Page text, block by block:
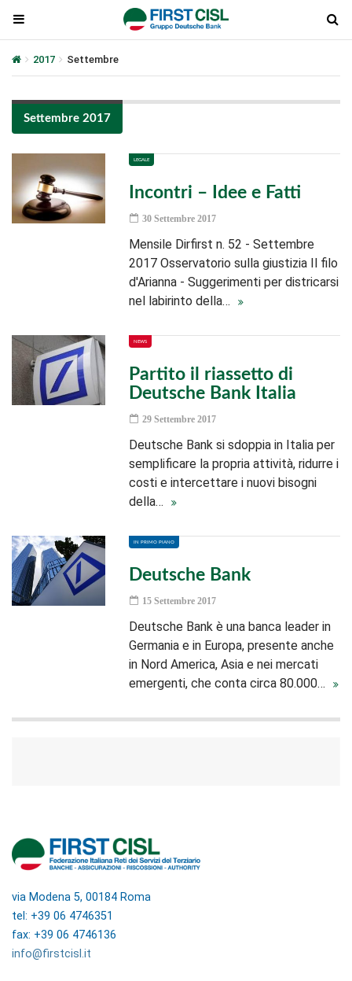
2017 Settembre
Settembre 2017
LEGALE
Incontri – Idee e Fatti
30 Settembre 2017
Mensile Dirfirst n. 52 - Settembre
2017 Osservatorio sulla giustizia Il filo
d'Arianna - Suggerimenti per districarsi
nel labirinto della…
NEWS
Partito il riassetto di
Deutsche Bank Italia
29 Settembre 2017
Deutsche Bank si sdoppia in Italia per
semplificare la propria attività, ridurre i
costi e intercettare i nuovi bisogni
della…
IN PRIMO PIANO
Deutsche Bank
15 Settembre 2017
Deutsche Bank è una banca leader in
Germania e in Europa, presente anche
in Nord America, Asia e nei mercati
emergenti, che conta circa 80.000…
via Modena 5, 00184 Roma
tel: +39 06 4746351
fax: +39 06 4746136
info@firstcisl.it